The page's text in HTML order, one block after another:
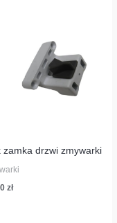
zamka drzwi zmywarki
zł